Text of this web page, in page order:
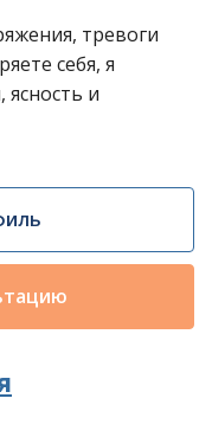
тревоги
себя, я
и